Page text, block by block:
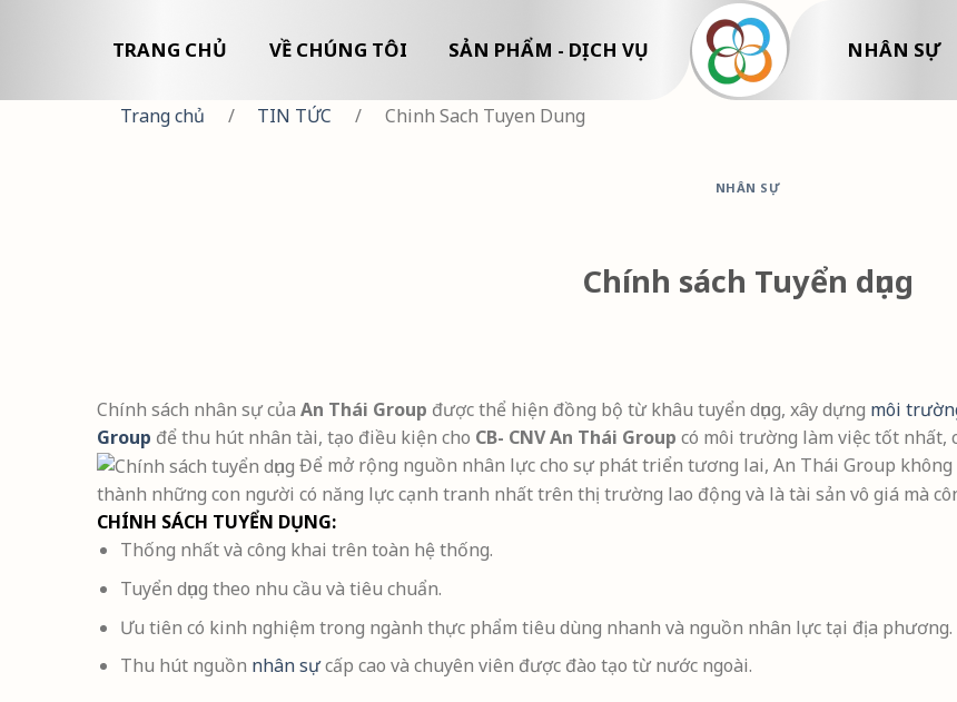
TRANG CHỦ VỀ CHÚNG TÔI SẢN PHẨM - DỊCH VỤ NHÂN SỰ
Trang chủ / TIN TỨC / Chinh Sach Tuyen Dung
NHÂN SỰ
Chính sách Tuyển dụng
Chính sách nhân sự của An Thái Group được thể hiện đồng bộ từ khâu tuyển dụng, xây dựng môi
Group để thu hút nhân tài, tạo điều kiện cho CB- CNV An Thái Group có môi trường làm việc tốt nhất,
Để mở rộng nguồn nhân lực cho sự phát triển tương lai, An Thái Group
thành những con người có năng lực cạnh tranh nhất trên thị trường lao động và là tài sản vô giá mà
CHÍNH SÁCH TUYỂN DỤNG:
Thống nhất và công khai trên toàn hệ thống.
Tuyển dụng theo nhu cầu và tiêu chuẩn.
Ưu tiên có kinh nghiệm trong ngành thực phẩm tiêu dùng nhanh và nguồn nhân lực tại địa phương.
Thu hút nguồn nhân sựcấp cao và chuyên viên được đào tạo từ nước ngoài.